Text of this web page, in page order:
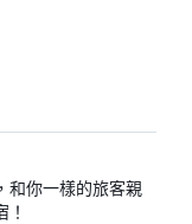
和你一樣的旅客親